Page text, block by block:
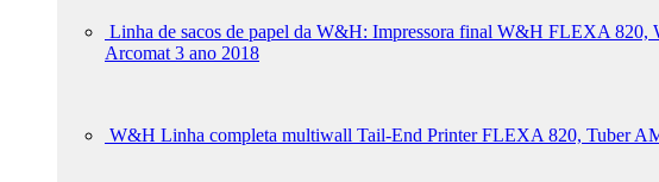
Linha de sacos de papel da W&H: Impressora final W&H FLEXA
Arcomat 3 ano 2018
W&H Linha completa multiwall Tail-End Printer FLEXA 820, Tuber